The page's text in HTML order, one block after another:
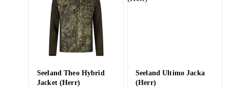
Seeland Theo Hybrid
Jacket (Herr)
Seeland Ultimo Jacka
(Herr)